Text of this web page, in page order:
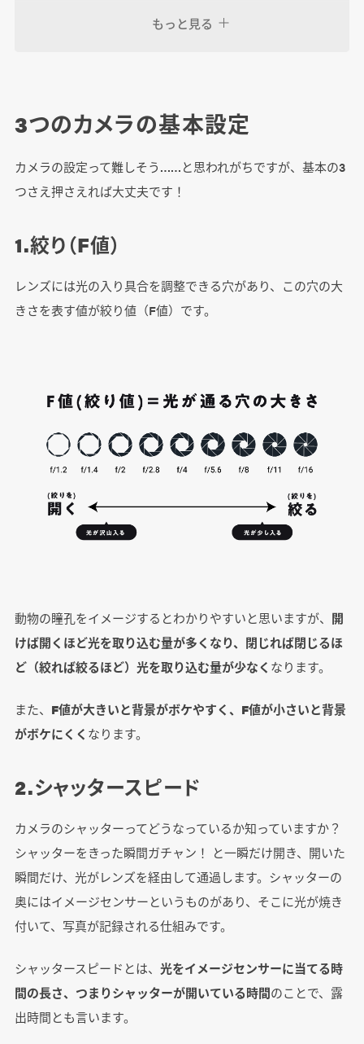
もっと見る
3つのカメラの基本設定
カメラの設定って難しそう……と思われがちですが、基本の3
つさえ押さえれば大丈夫です！
1.絞り（F値）
レンズには光の入り具合を調整できる穴があり、この穴の大
きさを表す値が絞り値（F値）です。
動物の瞳孔をイメージするとわかりやすいと思いますが、 開
けば開くほど光を取り込む量が多くなり、閉じれば閉じるほ
ど（絞れば絞るほど）光を取り込む量が少なく なります。
また、 F値が大きいと背景がボケやすく、F値が小さいと背景
がボケにくく なります。
2.シャッタースピード
カメラのシャッターってどうなっているか知っていますか？
シャッターをきった瞬間ガチャン！ と一瞬だけ開き、開いた
瞬間だけ、光がレンズを経由して通過します。シャッターの
奥にはイメージセンサーというものがあり、そこに光が焼き
付いて、写真が記録される仕組みです。
シャッタースピードとは、 光をイメージセンサーに当てる時
間の長さ、つまりシャッターが開いている時間のことで、露
出時間とも言います。